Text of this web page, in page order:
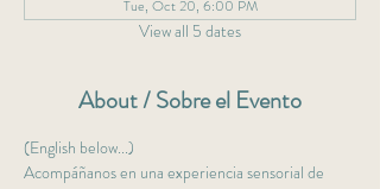
Tue, Oct 20, 6:00 PM
View all 5 dates
About / Sobre el Evento
(English below...)
Acompáñanos en una experiencia sensorial de